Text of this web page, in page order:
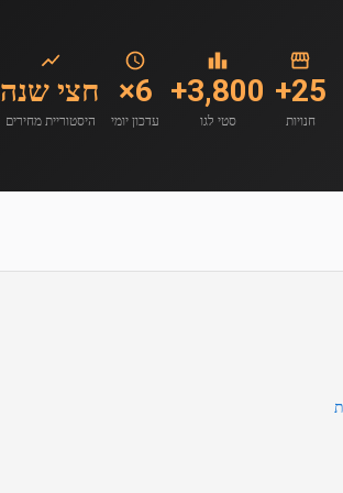
25+
חנויות
3,800+
סטי לגו
6×
עדכון יומי
חצי שנה
היסטוריית מחירים